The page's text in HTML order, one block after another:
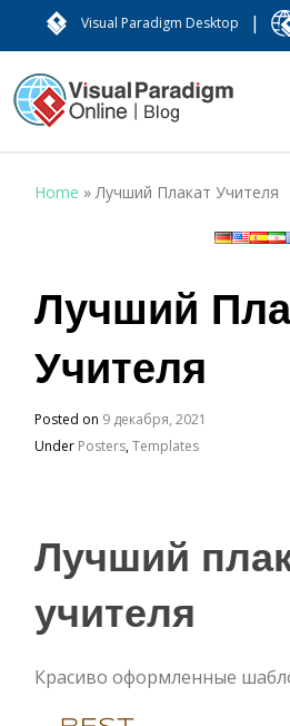
Visual Paradigm Desktop |
Home »Лучший Плакат Учителя
Лучший
Учителя
Posted on 9 декабря, 2021
Under Posters,Templates
Лучший
учителя
Красиво оформленные